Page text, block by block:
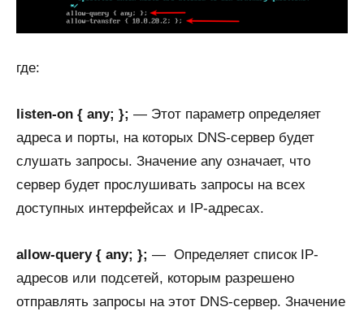
где:
listen-on { any; }; — Этот параметр определяет
адреса и порты, на которых DNS-сервер будет
слушать запросы. Значение any означает, что
сервер будет прослушивать запросы на всех
доступных интерфейсах и IP-адресах.
allow-query { any; }; — Определяет список IP-
адресов или подсетей, которым разрешено
отправлять запросы на этот DNS-сервер. Значение